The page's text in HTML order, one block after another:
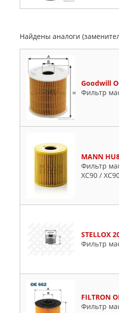
Найдены аналоги
Goodwill
Фильтр
MANN
Фильтр
XC90 /
STELLOX
Фильтр
FILTRON
Фильтр